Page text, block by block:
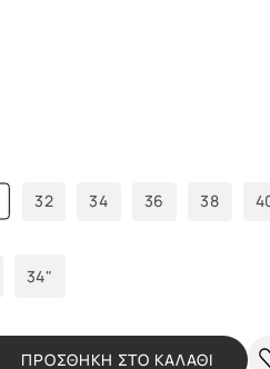
32 34 36 38
34"
ΠΡΟΣΘΗΚΗ ΣΤΟ ΚΑΛΑΘΙ